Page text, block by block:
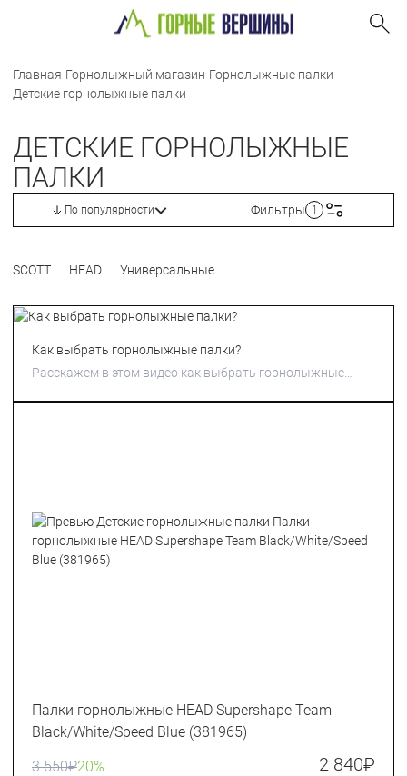
Главная-Горнолыжный магазин-Горнолыжные палки-
Детские горнолыжные палки
ДЕТСКИЕ ГОРНОЛЫЖНЫЕ
ПАЛКИ
По популярности Фильтры 1
SCOTT HEAD Универсальные
Как выбрать горнолыжные палки?
Расскажем в этом видео как выбрать горнолыжные
Палки горнолыжные HEAD Supershape Team
Black/White/Speed Blue (381965)
3 550₽20% 2 840₽